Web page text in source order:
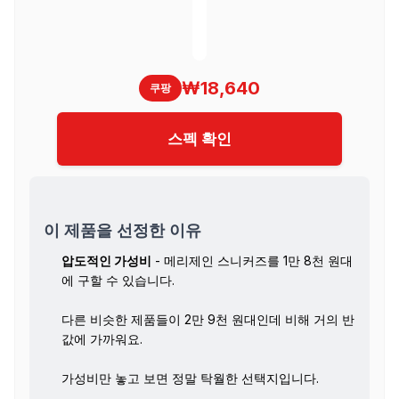
쿠팡 ₩18,640
스펙 확인
이 제품을 선정한 이유
압도적인 가성비 - 메리제인 스니커즈를 1만 8천 원대
에 구할 수 있습니다.
다른 비슷한 제품들이 2만 9천 원대인데 비해 거의 반
값에 가까워요.
가성비만 놓고 보면 정말 탁월한 선택지입니다.